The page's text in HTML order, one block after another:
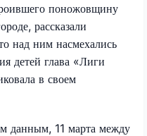
поножовщину
рассказали
над ним насмехались
детей глава «Лиги
в своем
данным, 11 марта между